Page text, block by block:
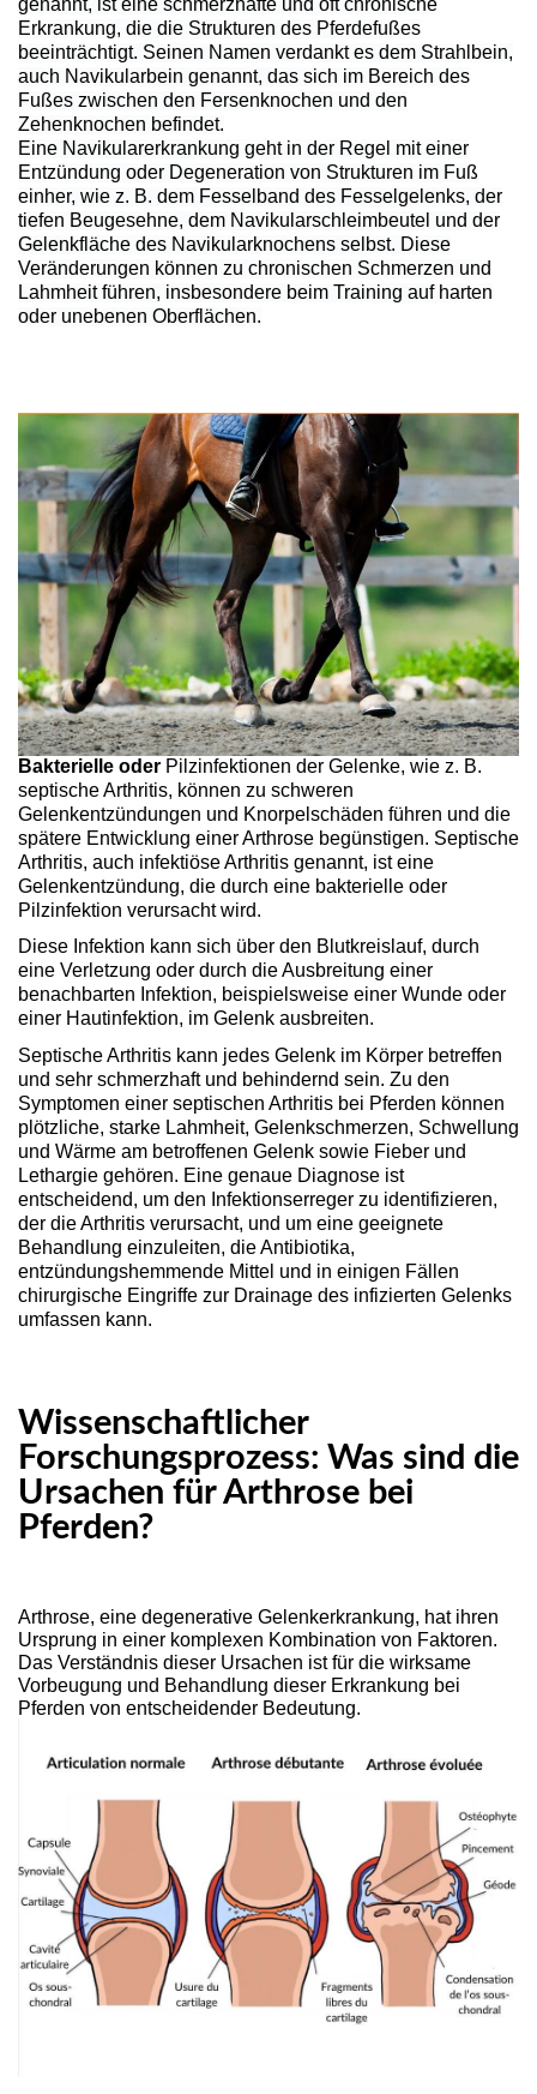
genannt, ist eine schmerzhafte und oft chronische
Erkrankung, die die Strukturen des Pferdefußes
beeinträchtigt. Seinen Namen verdankt es dem Strahlbein,
auch Navikularbein genannt, das sich im Bereich des
Fußes zwischen den Fersenknochen und den
Zehenknochen befindet.
Eine Navikularerkrankung geht in der Regel mit einer
Entzündung oder Degeneration von Strukturen im Fuß
einher, wie z. B. dem Fesselband des Fesselgelenks, der
tiefen Beugesehne, dem Navikularschleimbeutel und der
Gelenkfläche des Navikularknochens selbst. Diese
Veränderungen können zu chronischen Schmerzen und
Lahmheit führen, insbesondere beim Training auf harten
oder unebenen Oberflächen.
Bakterielle oder Pilzinfektionen der Gelenke, wie z. B.
septische Arthritis, können zu schweren
Gelenkentzündungen und Knorpelschäden führen und die
spätere Entwicklung einer Arthrose begünstigen. Septische
Arthritis, auch infektiöse Arthritis genannt, ist eine
Gelenkentzündung, die durch eine bakterielle oder
Pilzinfektion verursacht wird.
Diese Infektion kann sich über den Blutkreislauf, durch
eine Verletzung oder durch die Ausbreitung einer
benachbarten Infektion, beispielsweise einer Wunde oder
einer Hautinfektion, im Gelenk ausbreiten.
Septische Arthritis kann jedes Gelenk im Körper betreffen
und sehr schmerzhaft und behindernd sein. Zu den
Symptomen einer septischen Arthritis bei Pferden können
plötzliche, starke Lahmheit, Gelenkschmerzen, Schwellung
und Wärme am betroffenen Gelenk sowie Fieber und
Lethargie gehören. Eine genaue Diagnose ist
entscheidend, um den Infektionserreger zu identifizieren,
der die Arthritis verursacht, und um eine geeignete
Behandlung einzuleiten, die Antibiotika,
entzündungshemmende Mittel und in einigen Fällen
chirurgische Eingriffe zur Drainage des infizierten Gelenks
umfassen kann.
Wissenschaftlicher
Forschungsprozess: Was sind die
Ursachen für Arthrose bei
Pferden?
Arthrose, eine degenerative Gelenkerkrankung, hat ihren
Ursprung in einer komplexen Kombination von Faktoren.
Das Verständnis dieser Ursachen ist für die wirksame
Vorbeugung und Behandlung dieser Erkrankung bei
Pferden von entscheidender Bedeutung.